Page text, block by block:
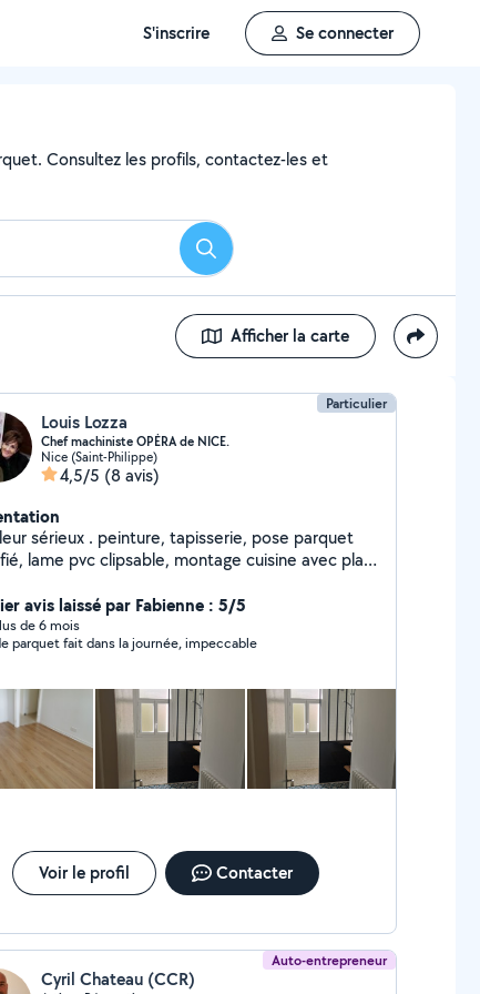
S'inscrire Se connecter
Consultez les profils, contactez-les et
Rechercher
Afficher la carte
Particulier
Louis Lozza
Chef machiniste OPÉRA de NICE.
Nice (Saint-Philippe)
4,5/5 (8 avis)
peinture, tapisserie, pose parquet
lame pvc clipsable, montage cuisine avec plan
avis laissé par Fabienne : 5/5
de 6 mois
parquet fait dans la journée, impeccable
Voir le profil Contacter
Auto-entrepreneur
Cyril Chateau (CCR)